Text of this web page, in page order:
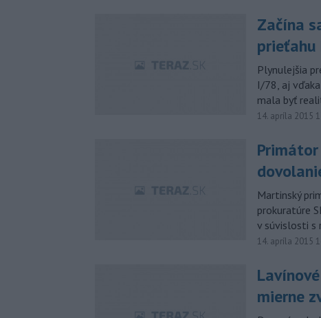
Začína
prieťahu
Plynulejšia
I/78, aj
mala byť
14. apríla 2015
Martinský
prokuratúre
v súvislosti s
14. apríla 2015
mierne